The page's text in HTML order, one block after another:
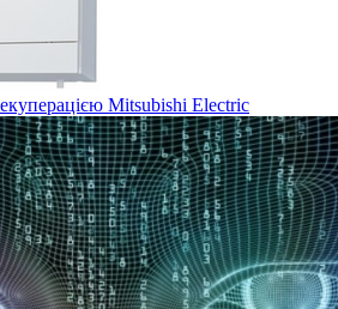
Mitsubishi Electric